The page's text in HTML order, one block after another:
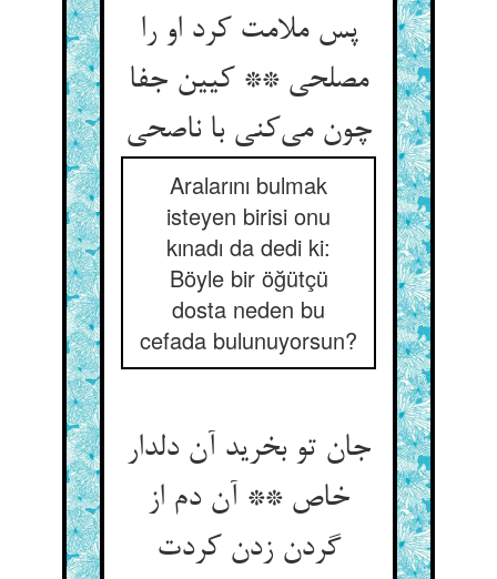
پس ملامت کرد او را
مصلحی ** کیین جفا
چون می‌کنی با ناصحی
Aralarını bulmak
isteyen birisi onu
kınadı da dedi ki:
Böyle bir öğütçü
dosta neden bu
cefada bulunuyorsun?
جان تو بخرید آن دلدار
خاص ** آن دم از
گردن زدن کردت